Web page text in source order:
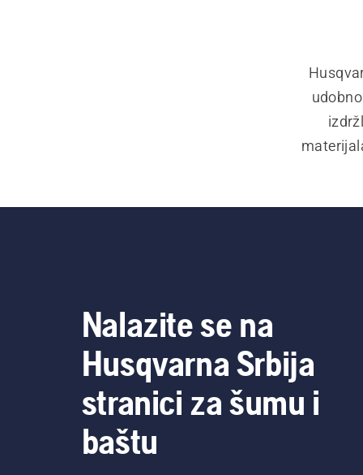
Nalazite se na
Husqvarna Srbija
stranici za šumu i
baštu